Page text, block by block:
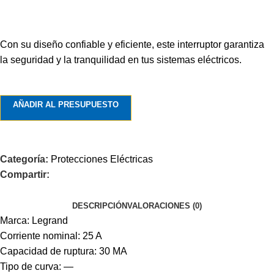
Con su diseño confiable y eficiente, este interruptor garantiza
la seguridad y la tranquilidad en tus sistemas eléctricos.
AÑADIR AL PRESUPUESTO
Categoría: Protecciones Eléctricas
Compartir:
DESCRIPCIÓNVALORACIONES (0)
Marca: Legrand
Corriente nominal: 25 A
Capacidad de ruptura: 30 MA
Tipo de curva: —